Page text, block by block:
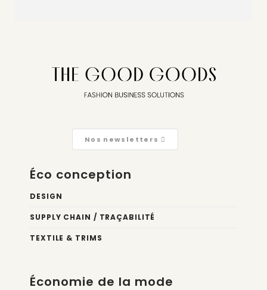
Nos newsletters
Éco conception
DESIGN
SUPPLY CHAIN / TRAÇABILITÉ
TEXTILE & TRIMS
Économie de la mode